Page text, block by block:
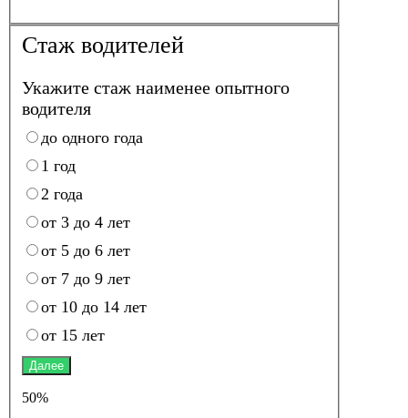
Стаж водителей
Укажите стаж наименее опытного
водителя
до одного года
1 год
2 года
от 3 до 4 лет
от 5 до 6 лет
от 7 до 9 лет
от 10 до 14 лет
от 15 лет
Далее
50%